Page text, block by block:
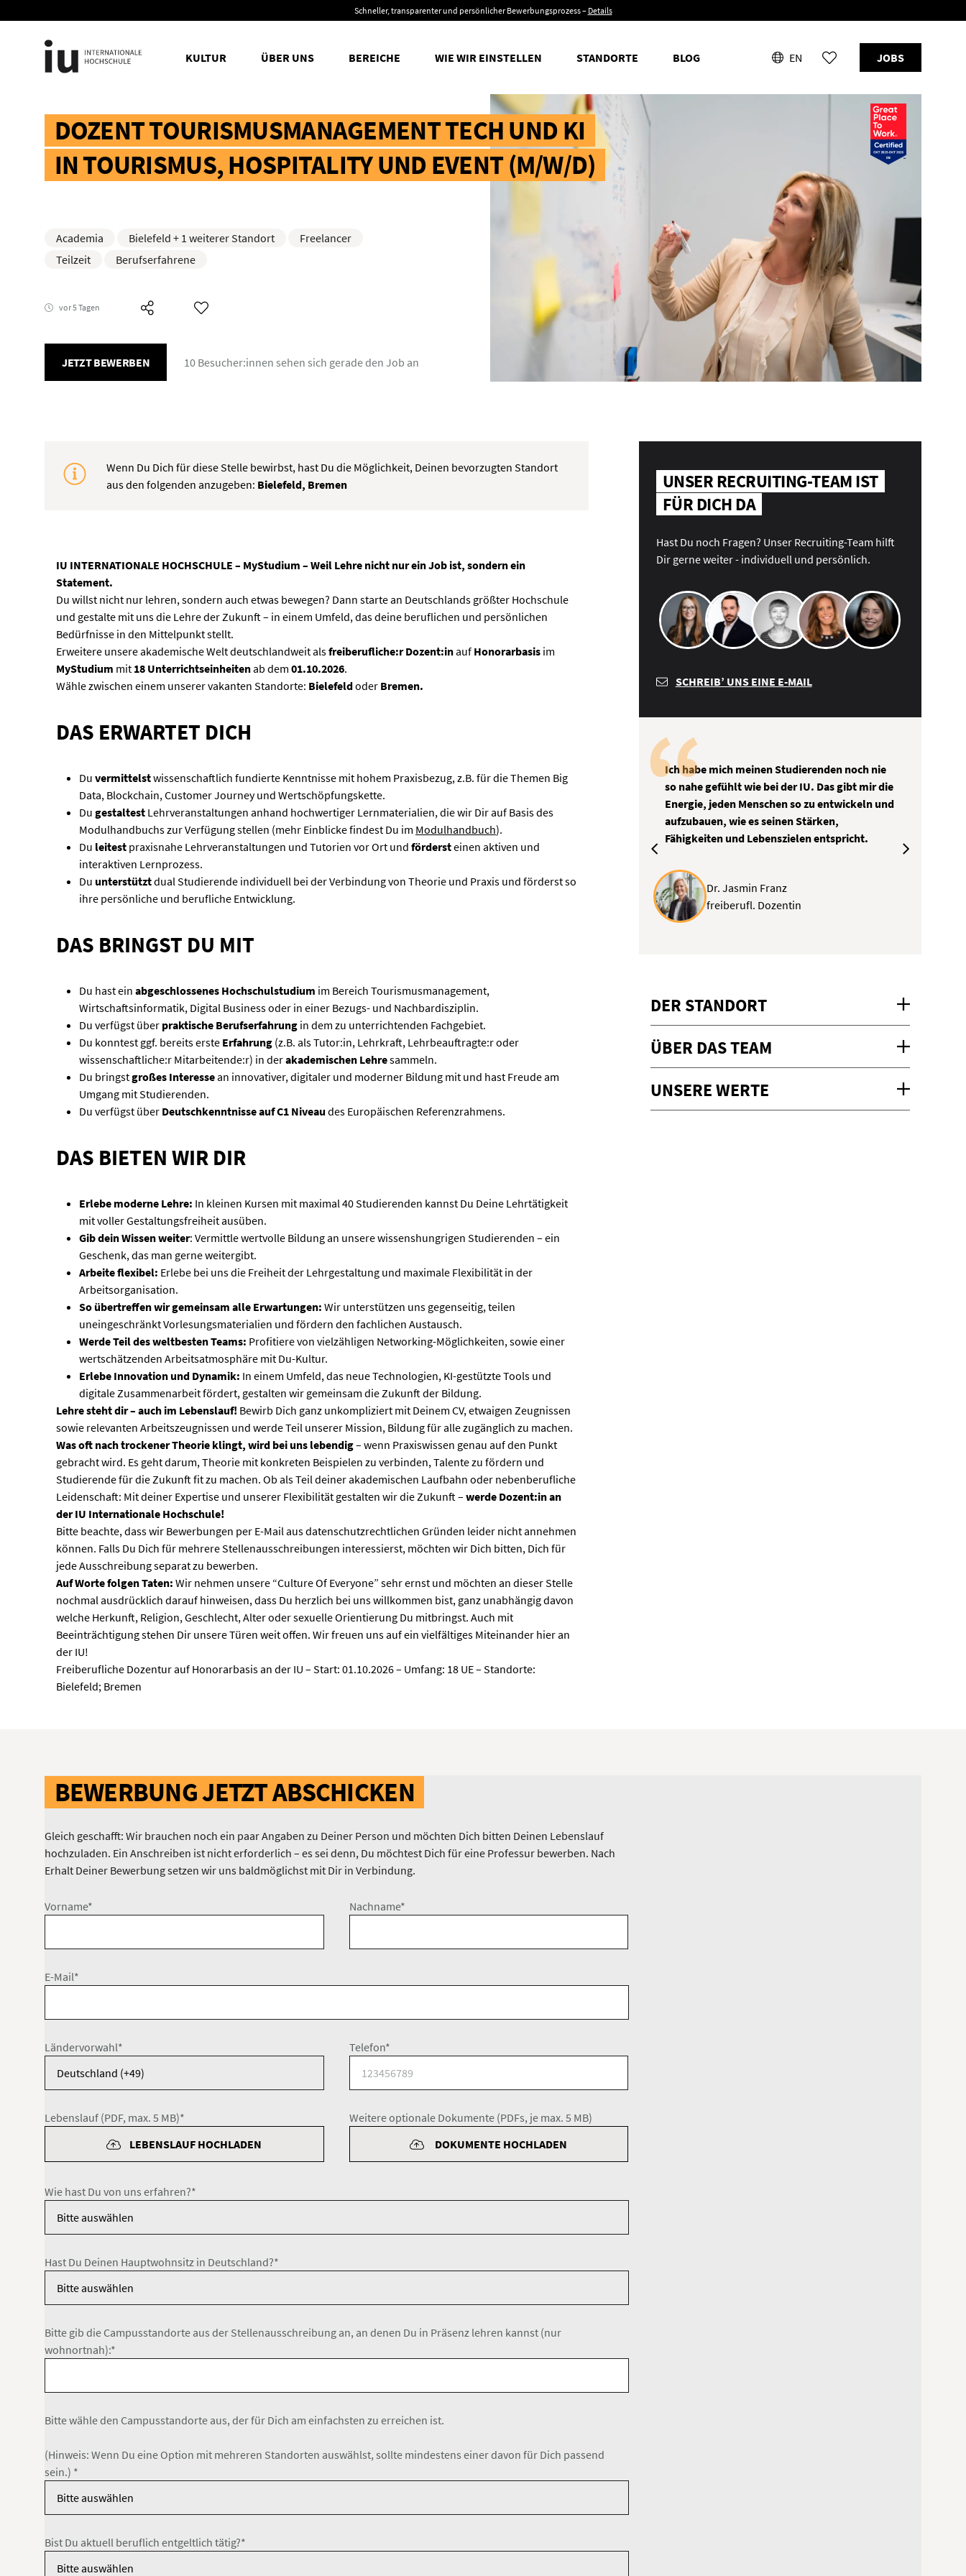
KULTUR ÜBER UNS BEREICHE WIE WIR EINSTELLEN STANDORTE BLOG EN JOBS
Schneller, transparenter und persönlicher Bewerbungsprozess – Details
DOZENT TOURISMUSMANAGEMENT TECH UND KI
IN TOURISMUS, HOSPITALITY UND EVENT (M/W/D)
Academia Bielefeld + 1 weiterer Standort
Freelancer
Teilzeit
Berufserfahrene
vor 5 Tagen
JETZT BEWERBEN 10 Besucher:innensehen sich gerade den Job an
Wenn Du Dich für diese Stelle bewirbst, hast Du die Möglichkeit, Deinen bevorzugten Standort
aus den folgenden anzugeben: Bielefeld, Bremen
IU INTERNATIONALE HOCHSCHULE – MyStudium – Weil Lehre nicht nur ein Job ist, sondern ein
Statement.
Du willst nicht nur lehren, sondern auch etwas bewegen? Dann starte an Deutschlands größter Hochschule
und gestalte mit uns die Lehre der Zukunft – in einem Umfeld, das deine beruflichen und persönlichen
Bedürfnisse in den Mittelpunkt stellt.
Erweitere unsere akademische Welt deutschlandweit alsfreiberufliche:r Dozent:inauf Honorarbasis im
MyStudium mit 18 Unterrichtseinheitenab dem 01.10.2026.
Wähle zwischen einem unserer vakanten Standorte: Bielefeldoder Bremen.
DAS ERWARTET DICH
Du vermittelstwissenschaftlich fundierte Kenntnisse mit hohem Praxisbezug, z.B. für die Themen Big
Data, Blockchain, Customer Journey und Wertschöpfungskette.
Du gestaltest Lehrveranstaltungen anhand hochwertiger Lernmaterialien, die wir Dir auf Basis des
Modulhandbuchs zur Verfügung stellen (mehr Einblicke findest Du im Modulhandbuch).
Du leitest praxisnahe Lehrveranstaltungen und Tutorien vor Ort und fördersteinen aktiven und
interaktiven Lernprozess.
Du unterstütztdual Studierende individuell bei der Verbindung von Theorie und Praxis und förderst so
ihre persönliche und berufliche Entwicklung.
DAS BRINGST DU MIT
Du hast ein abgeschlossenes Hochschulstudium im Bereich Tourismusmanagement,
Wirtschaftsinformatik, Digital Business oder in einer Bezugs- und Nachbardisziplin.
Du verfügst über praktische Berufserfahrung in dem zu unterrichtenden Fachgebiet.
Du konntest ggf. bereits erste Erfahrung (z.B. als Tutor:in, Lehrkraft, Lehrbeauftragte:r oder
wissenschaftliche:r Mitarbeitende:r) in derakademischen Lehresammeln.
Du bringstgroßes Interessean innovativer, digitaler und moderner Bildung mit und hast Freude am
Umgang mit Studierenden.
Du verfügst über Deutschkenntnisse auf C1 Niveau des Europäischen Referenzrahmens.
DAS BIETEN WIR DIR
Erlebe moderne Lehre: In kleinen Kursen mit maximal 40 Studierenden kannst Du Deine Lehrtätigkeit
mit voller Gestaltungsfreiheit ausüben.
Gib dein Wissen weiter: Vermittle wertvolle Bildung an unsere wissenshungrigen Studierenden – ein
Geschenk, das man gerne weitergibt.
Arbeite flexibel: Erlebe bei uns die Freiheit der Lehrgestaltung und maximale Flexibilität in der
Arbeitsorganisation.
So übertreffen wir gemeinsam alle Erwartungen: Wir unterstützen uns gegenseitig, teilen
uneingeschränkt Vorlesungsmaterialien und fördern den fachlichen Austausch.
Werde Teil des weltbesten Teams: Profitiere von vielzähligen Networking-Möglichkeiten, sowie einer
wertschätzenden Arbeitsatmosphäre mit Du-Kultur.
Erlebe Innovation und Dynamik: In einem Umfeld, das neue Technologien, KI-gestützte Tools und
digitale Zusammenarbeit fördert, gestalten wir gemeinsam die Zukunft der Bildung.
Lehre steht dir – auch im Lebenslauf! Bewirb Dich ganz unkompliziert mit Deinem CV, etwaigen Zeugnissen
sowie relevanten Arbeitszeugnissen und werde Teil unserer Mission, Bildung für alle zugänglich zu machen.
Was oft nach trockener Theorie klingt, wird bei uns lebendig– wenn Praxiswissen genau auf den Punkt
gebracht wird. Es geht darum, Theorie mit konkreten Beispielen zu verbinden, Talente zu fördern und
Studierende für die Zukunft fit zu machen. Ob als Teil deiner akademischen Laufbahn oder nebenberufliche
Leidenschaft: Mit deiner Expertise und unserer Flexibilität gestalten wir die Zukunft – werde Dozent:in an
der IU Internationale Hochschule!
Bitte beachte, dass wir Bewerbungen per E-Mail aus datenschutzrechtlichen Gründen leider nicht annehmen
können. Falls Du Dich für mehrere Stellenausschreibungen interessierst, möchten wir Dich bitten, Dich für
jede Ausschreibung separat zu bewerben.
Auf Worte folgen Taten: Wir nehmen unsere “Culture Of Everyone” sehr ernst und möchten an dieser Stelle
nochmal ausdrücklich darauf hinweisen, dass Du herzlich bei uns willkommen bist, ganz unabhängig davon
welche Herkunft, Religion, Geschlecht, Alter oder sexuelle Orientierung Du mitbringst. Auch mit
Beeinträchtigung stehen Dir unsere Türen weit offen. Wir freuen uns auf ein vielfältiges Miteinander hier an
der IU!
Freiberufliche Dozentur auf Honorarbasis an der IU – Start: 01.10.2026 – Umfang: 18 UE – Standorte:
Bielefeld; Bremen
UNSER RECRUITING-TEAM IST
FÜR DICH DA
Hast Du noch Fragen? Unser Recruiting-Team hilft
Dir gerne weiter - individuell und persönlich.
SCHREIB’ UNS EINE E-MAIL
Ich habe mich meinen Studierenden noch nie
so nahe gefühlt wie bei der IU. Das gibt mir die
Energie, jeden Menschen so zu entwickeln und
aufzubauen, wie es seinen Stärken,
Fähigkeiten und Lebenszielen entspricht.
Dr. Jasmin Franz
freiberufl. Dozentin
DER STANDORT
ÜBER DAS TEAM
UNSERE WERTE
BEWERBUNG JETZT ABSCHICKEN
Gleich geschafft: Wir brauchen noch ein paar Angaben zu Deiner Person und möchten Dich bitten Deinen Lebenslauf
hochzuladen. Ein Anschreiben ist nicht erforderlich – es sei denn, Du möchtest Dich für eine Professur bewerben. Nach
Erhalt Deiner Bewerbung setzen wir uns baldmöglichst mit Dir in Verbindung.
Vorname* Nachname*
E-Mail*
Ländervorwahl* Telefon*
Lebenslauf (PDF, max. 5 MB)*
LEBENSLAUF HOCHLADEN
Weitere optionale Dokumente (PDFs, je max. 5 MB)
DOKUMENTE HOCHLADEN
Wie hast Du von uns erfahren?*
Hast Du Deinen Hauptwohnsitz in Deutschland?*
Bitte gib die Campusstandorte aus der Stellenausschreibung an, an denen Du in Präsenz lehren kannst (nur
wohnortnah):*
Bitte wähle den Campusstandorte aus, der für Dich am einfachsten zu erreichen ist.
(Hinweis: Wenn Du eine Option mit mehreren Standorten auswählst, sollte mindestens einer davon für Dich passend
sein.) *
Bist Du aktuell beruflich entgeltlich tätig?*